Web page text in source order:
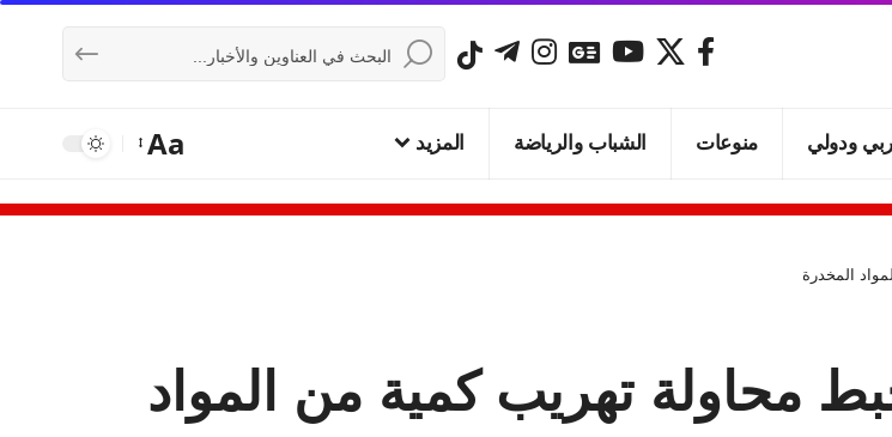
ودولي منوعات الشباب والرياضة المزيد Aa
المخدرة
محاولة تهريب كمية من المواد